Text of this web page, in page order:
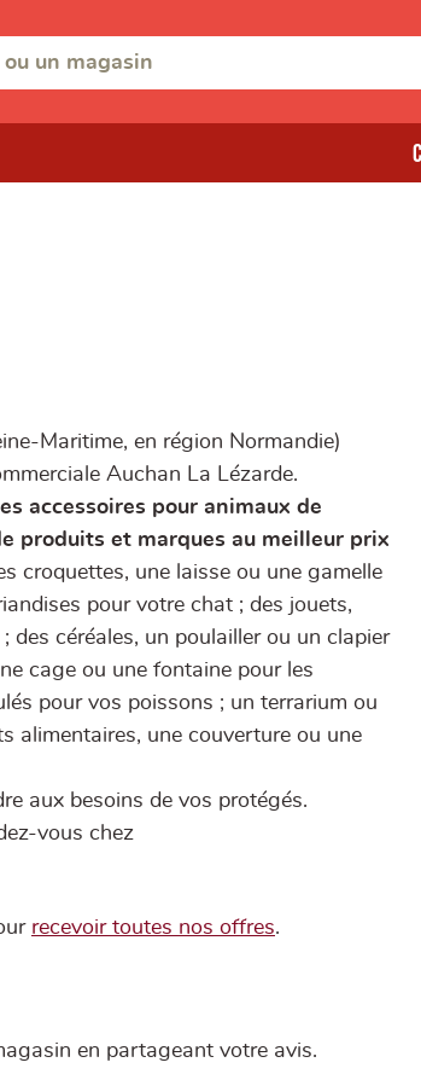
Maritime, en région Normandie)
Auchan La Lézarde.
accessoires pour animaux de
produits et marques au meilleur prix
croquettes, une laisse ou une gamelle
pour votre chat ; des jouets,
des céréales, un poulailler ou un clapier
cage ou une fontaine pour les
pour vos poissons ; un terrarium ou
alimentaires, une couverture ou une
aux besoins de vos protégés.
vous chez
recevoir toutes nos offres.
en partageant votre avis.